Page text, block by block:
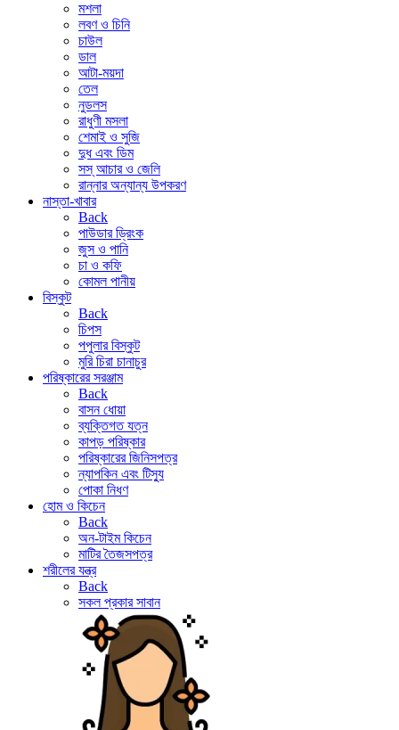
মশলা
লবণ ও চিনি
চাউল
ডাল
আটা-ময়দা
তেল
নুডলস
রাধুণী মসলা
শেমাই ও সুজি
দুধ এবং ডিম
সস্ আচার ও জেলি
রান্নার অন্যান্য উপকরণ
নাস্তা-খাবার
Back
পাউডার ড্রিংক
জুস ও পানি
চা ও কফি
কোমল পানীয়
বিস্কুট
Back
চিপস
পপুলার বিস্কুট
মুরি চিরা চানাচুর
পরিষ্কারের সরঞ্জাম
Back
বাসন ধোয়া
ব্যক্তিগত যত্ন
কাপড় পরিষ্কার
পরিষ্কারের জিনিসপত্র
ন্যাপকিন এবং টিস্যু
পোকা নিধণ
হোম ও কিচেন
Back
অন-টাইম কিচেন
মাটির তৈজসপত্র
শরীলের যন্ত্র
Back
সকল প্রকার সাবান